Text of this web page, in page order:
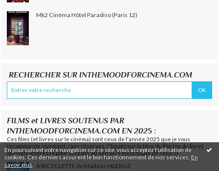
En poursuivant votre navigation sur ce site, vous acceptez l'utilisation de
cookies. Ces derniers assurent le bon fonctionnement de nos services. En
savoir plus
Mk2 Cinéma Hôtel Paradiso (Paris 12)
RECHERCHER SUR INTHEMOODFORCINEMA.COM
FILMS et LIVRES SOUTENUS PAR
INTHEMOODFORCINEMA.COM EN 2025 :
Ces films (et livres sur le cinéma) sont ceux de l'année 2025 que je vous
recommande vivement, sans réserves. Cliquez sur le titre du film (ou du livre)
qui vous intéresse pour accéder au lien vers ma critique de celui-ci.
À BICYCLETTE de Mathias MLEKUZ